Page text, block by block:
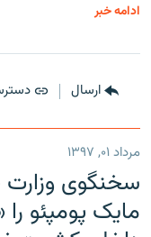
ادامه خبر
ارسال
مرداد ۰۱, ۱۳۹۷
سخنگوی وزارت
مایک پومپئو